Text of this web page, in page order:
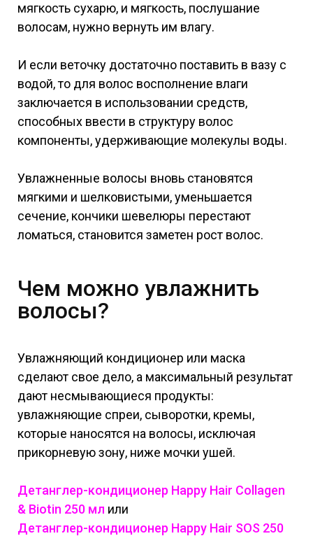
мягкость сухарю, и мягкость, послушание
волосам, нужно вернуть им влагу.
И если веточку достаточно поставить в вазу с
водой, то для волос восполнение влаги
заключается в использовании средств,
способных ввести в структуру волос
компоненты, удерживающие молекулы воды.
Увлажненные волосы вновь становятся
мягкими и шелковистыми, уменьшается
сечение, кончики шевелюры перестают
ломаться, становится заметен рост волос.
Чем можно увлажнить
волосы?
Увлажняющий кондиционер или маска
сделают свое дело, а максимальный результат
дают несмывающиеся продукты:
увлажняющие спреи, сыворотки, кремы,
которые наносятся на волосы, исключая
прикорневую зону, ниже мочки ушей.
Детанглер-кондиционер Happy Hair Collagen
& Biotin 250 мл или
Детанглер-кондиционер Happy Hair SOS 250